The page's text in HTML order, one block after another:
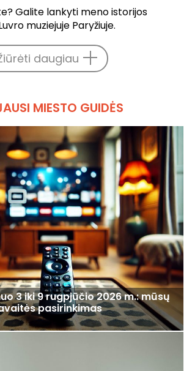
Galite lankyti meno istorijos
muziejuje Paryžiuje.
daugiau
MIESTO GUIDĖS
3 iki 9 rugpjūčio 2026 m.: mūsų
pasirinkimas